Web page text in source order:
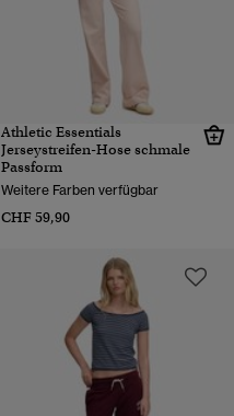
Athletic Essentials
Jerseystreifen-Hose schmale
Passform
Weitere Farben verfügbar
CHF 59,90